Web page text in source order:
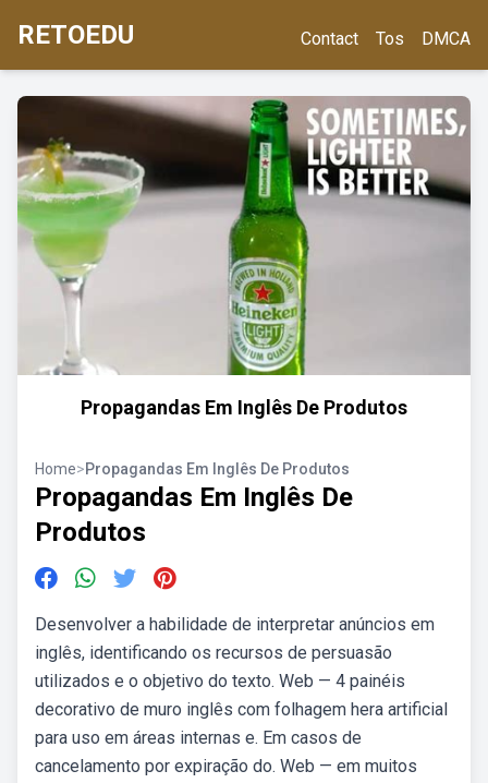
RETOEDU Contact Tos DMCA
Propagandas Em Inglês De Produtos
Home>Propagandas Em Inglês De Produtos
Propagandas Em Inglês De
Produtos
Desenvolver a habilidade de interpretar anúncios em
inglês, identificando os recursos de persuasão
utilizados e o objetivo do texto. Web — 4 painéis
decorativo de muro inglês com folhagem hera artificial
para uso em áreas internas e. Em casos de
cancelamento por expiração do. Web — em muitos